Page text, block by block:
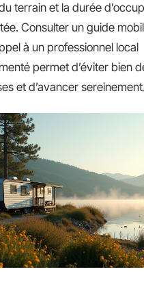
terrain et la durée
Consulter un guide
à un professionnel local
permet d’éviter bien
et d’avancer sereinement.